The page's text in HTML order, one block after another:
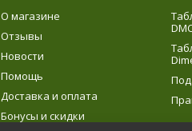
О магазине
Отзывы
Новости
Помощь
Доставка и оплата
Бонусы и скидки